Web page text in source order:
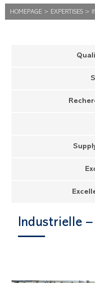
HOMEPAGE > EXPERTISES >
Industrielle –